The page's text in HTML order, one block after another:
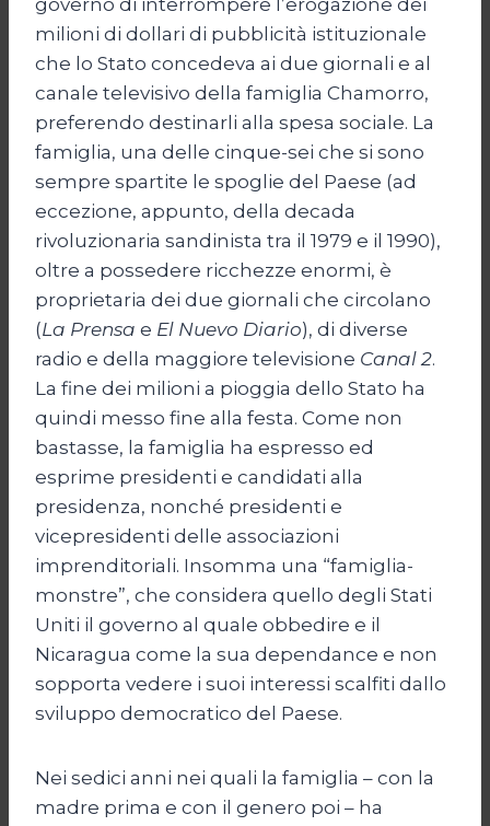
milioni di dollari di pubblicità istituzionale
che lo Stato concedeva ai due giornali e al
canale televisivo della famiglia Chamorro,
preferendo destinarli alla spesa sociale. La
famiglia, una delle cinque-sei che si sono
sempre spartite le spoglie del Paese (ad
eccezione, appunto, della decada
rivoluzionaria sandinista tra il 1979 e il 1990),
oltre a possedere ricchezze enormi, è
proprietaria dei due giornali che circolano
(La Prensa e El Nuevo Diario), di diverse
radio e della maggiore televisione Canal 2.
La fine dei milioni a pioggia dello Stato ha
quindi messo fine alla festa. Come non
bastasse, la famiglia ha espresso ed
esprime presidenti e candidati alla
presidenza, nonché presidenti e
vicepresidenti delle associazioni
imprenditoriali. Insomma una “famiglia-
monstre”, che considera quello degli Stati
Uniti il governo al quale obbedire e il
Nicaragua come la sua dependance e non
sopporta vedere i suoi interessi scalfiti dallo
sviluppo democratico del Paese.
Nei sedici anni nei quali la famiglia – con la
madre prima e con il genero poi – ha